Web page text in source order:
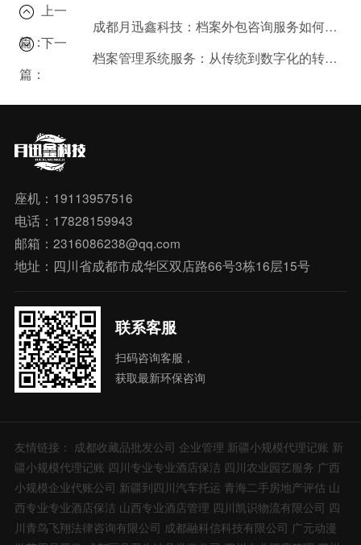
上一
篇：
成都月迅鑫科技：档案外包咨询服务如何优化企业管理？
下一
篇：
档案管理系统服务：从传统到数字化的转型之路
座机：19113957516
电话：17828159943
邮箱：2316086238@qq.com
地址：四川省成都市成华区双店路66号3栋16层15号
联系客服
扫码咨询客服，
获取最新环保咨询
友情链接： 成都收藏品批发公司 企业管理 新疆小规模代理记账 新
疆小规模代理记账 四川专业专业酒店保洁 四川农业园艺服务 广西
小规模企业代账公司 新疆到四川汽车托运 青海二手房地产评估 山
西专业专业酒店保洁 山西专业酒店管理 四川凯识物流有限公司 四
川青鸟飞翔法律咨询有限公司 成都融科信科技有限公司 广元动漫